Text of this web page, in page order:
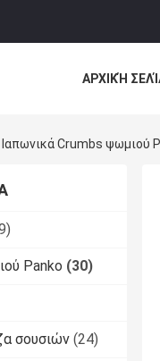
ΑΡΧΙΚΉ
Ιαπωνικά Crumbs ψωμιού
Panko (30)
σουσιών (24)